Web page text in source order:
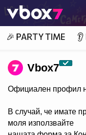
👾
🎉 PARTY TIME
Vbоx7
Официален профил
В случай, че имате
моля използвайте